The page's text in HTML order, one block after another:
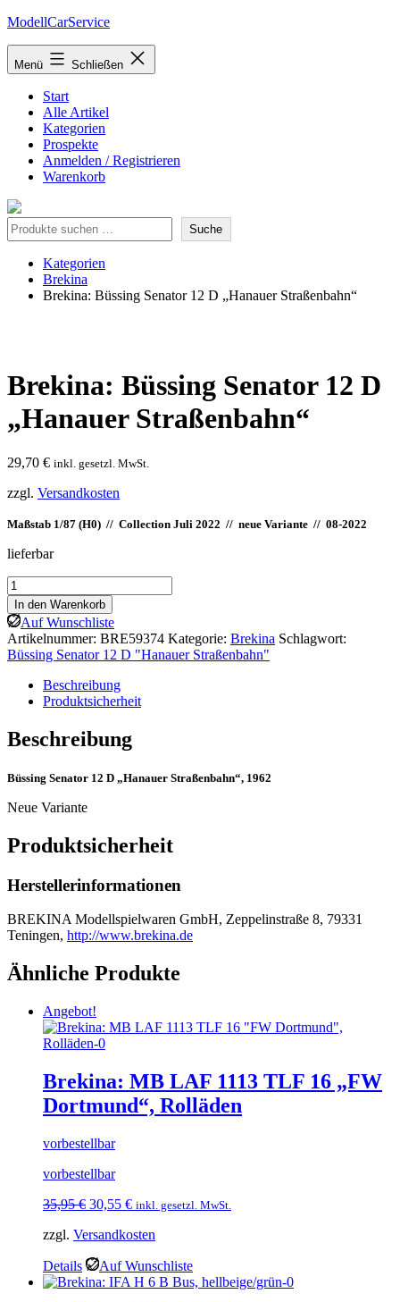
Zum
springen
ModellCarService
Menü Schließen
Start
Alle Artikel
Kategorien
Prospekte
Anmelden / Registrieren
Warenkorb
Suche Suche
Kategorien
Brekina
Brekina: Büssing Senator 12 D „Hanauer Straßenbahn“
Brekina: Büssing Senator 12 D
„Hanauer Straßenbahn“
29,70 € inkl. gesetzl. MwSt.
zzgl. Versandkosten
Maßstab 1/87 (H0) // Collection Juli 2022 // neue Variante // 08-2022
lieferbar
Brekina:
Büssing
Senator
12
D
"Hanauer
Straßenbahn"
Menge
In den Warenkorb
Auf Wunschliste
Artikelnummer: BRE59374 Kategorie: Brekina Schlagwort:
Büssing Senator 12 D "Hanauer Straßenbahn"
Beschreibung
Produktsicherheit
Beschreibung
Büssing Senator 12 D „Hanauer Straßenbahn“, 1962
Neue Variante
Produktsicherheit
Herstellerinformationen
BREKINA Modellspielwaren GmbH, Zeppelinstraße 8, 79331
Teningen, http://www.brekina.de
Ähnliche Produkte
Angebot!
Brekina: MB LAF 1113 TLF 16 „FW
Dortmund“, Rolläden
vorbestellbar
vorbestellbar
35,95€ Ursprünglicher
war:
30,55 €Aktueller
ist:
inkl. gesetzl. MwSt.
zzgl. Versandkosten
Details Auf Wunschliste